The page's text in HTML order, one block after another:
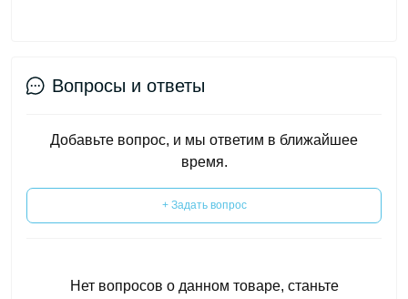
Вопросы и ответы
Добавьте вопрос, и мы ответим в ближайшее
время.
+ Задать вопрос
Нет вопросов о данном товаре, станьте